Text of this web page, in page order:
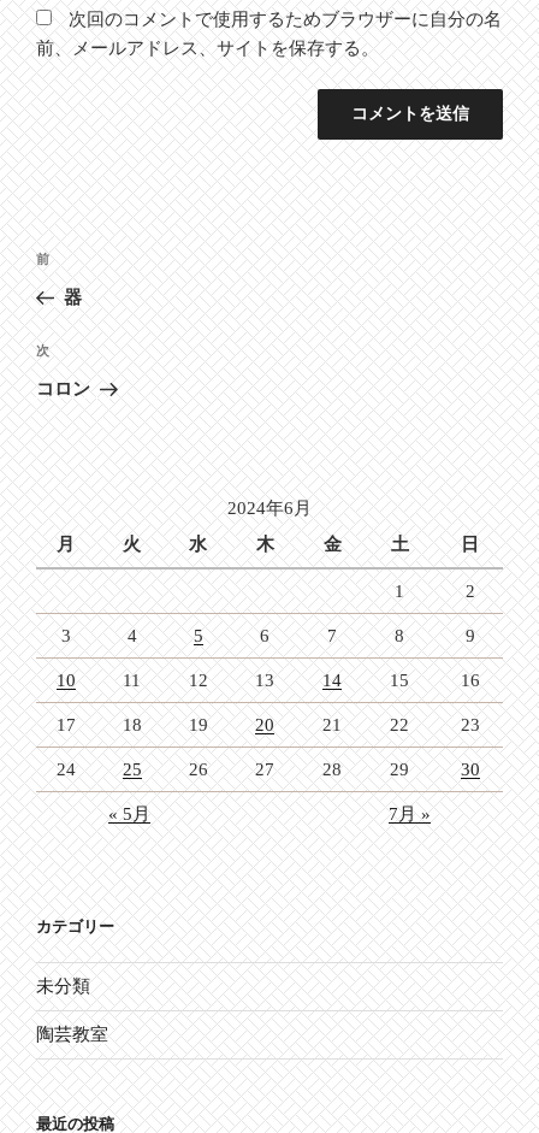
次回のコメントで使用するためブラウザーに自分の名
前、メールアドレス、サイトを保存する。
投
稿
ナ
ビ
ゲ
ー
シ
ョ
ン
前
の
投
稿
前
器
次
の
投
稿
次
コロン
2024年6月
月
火 水 木 金 土 日
1 2
3 4 5 6 7 8 9
10 11 12 13 14 15 16
17 18 19 20 21 22 23
24 25 26 27 28 29 30
« 5月 7月 »
カテゴリー
未分類
陶芸教室
最近の投稿